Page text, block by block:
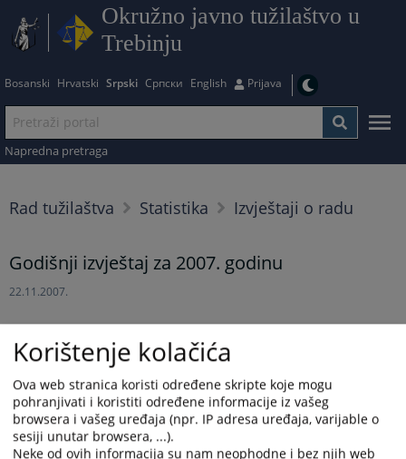
Okružno javno tužilaštvo u
Trebinju
Bosanski Hrvatski Srpski Српски English Prijava
Napredna pretraga
Rad tužilaštva Statistika Izvještaji o radu
Godišnji izvještaj za 2007. godinu
22.11.2007.
Prateći dokumenti
Izvjestaj o radu po licima
Izvjestaj o radu po predmetima
Izvjestaj o radu po strukturi kriminaliteta
Korištenje kolačića
Ova web stranica koristi određene skripte koje mogu
pohranjivati i koristiti određene informacije iz vašeg
browsera i vašeg uređaja (npr. IP adresa uređaja, varijable o
sesiji unutar browsera, ...).
Neke od ovih informacija su nam neophodne i bez njih web